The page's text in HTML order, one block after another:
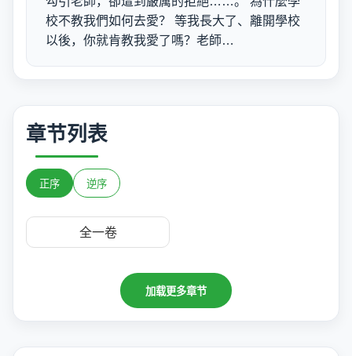
校不教我們如何去愛？ 等我長大了、離開學校
以後，你就肯教我愛了嗎？老師…
章节列表
正序 逆序
全一卷
加载更多章节